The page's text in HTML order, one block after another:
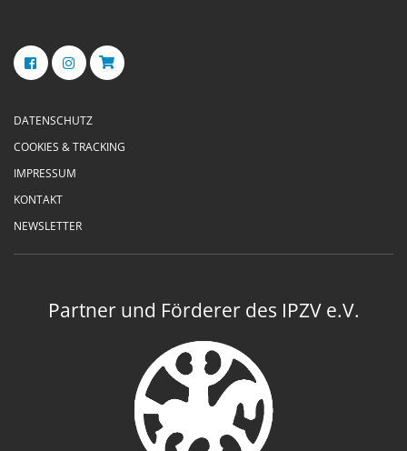
DATENSCHUTZ
COOKIES & TRACKING
IMPRESSUM
KONTAKT
NEWSLETTER
Partner und Förderer des IPZV e.V.